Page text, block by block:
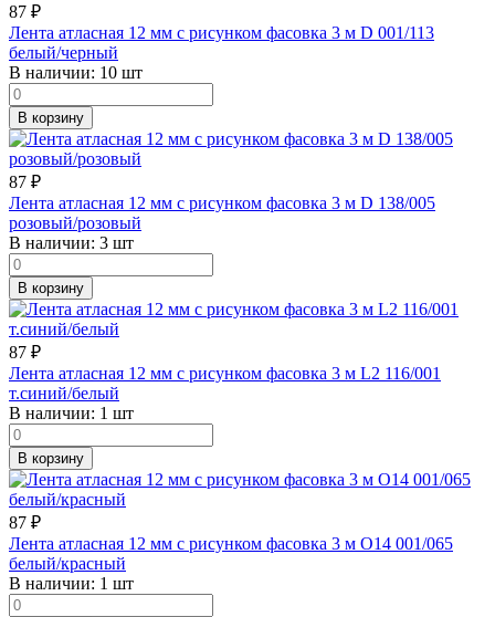
87 ₽
Лента атласная 12 мм с рисунком фасовка 3 м D 001/113
белый/черный
В наличии: 10 шт
В корзину
87 ₽
Лента атласная 12 мм с рисунком фасовка 3 м D 138/005
розовый/розовый
В наличии: 3 шт
В корзину
87 ₽
Лента атласная 12 мм с рисунком фасовка 3 м L2 116/001
т.синий/белый
В наличии: 1 шт
В корзину
87 ₽
Лента атласная 12 мм с рисунком фасовка 3 м O14 001/065
белый/красный
В наличии: 1 шт